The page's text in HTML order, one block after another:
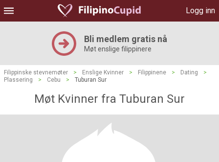
Logg inn
Bli medlem gratis nå
Møt enslige filippinere
Filippinske stevnemøter > Enslige Kvinner > Filippinene > Dating
>
Plassering
> Cebu > Tuburan Sur
Møt Kvinner fra Tuburan Sur